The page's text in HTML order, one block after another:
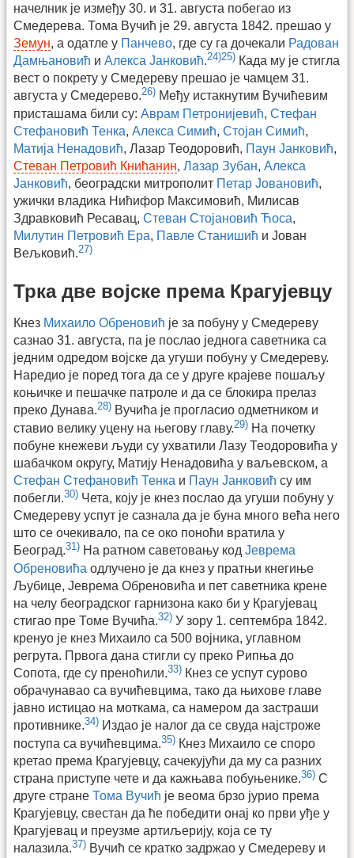
начелник је између 30. и 31. августа побегао из
Смедерева. Тома Вучић је 29. августа 1842. прешао у
Земун, а одатле у Панчево, где су га дочекали Радован
Дамњановић и Алекса Јанковић.24)25) Када му је стигла
вест о покрету у Смедереву прешао је чамцем 31.
августа у Смедерево.26) Међу истакнутим Вучићевим
присташама били су: Аврам Петронијевић, Стефан
Стефановић Тенка, Алекса Симић, Стојан Симић,
Матија Ненадовић, Лазар Теодоровић, Паун Јанковић,
Стеван Петровић Книћанин, Лазар Зубан, Алекса
Јанковић, београдски митрополит Петар Јовановић,
ужички владика Нићифор Максимовић, Милисав
Здравковић Ресавац, Стеван Стојановић Ћоса,
Милутин Петровић Ера, Павле Станишић и Јован
Вељковић.27)
Трка две војске према Крагујевцу
Кнез Михаило Обреновић је за побуну у Смедереву
сазнао 31. августа, па је послао једнога саветника са
једним одредом војске да угуши побуну у Смедереву.
Наредио је поред тога да се у друге крајеве пошаљу
коњичке и пешачке патроле и да се блокира прелаз
преко Дунава.28) Вучића је прогласио одметником и
ставио велику уцену на његову главу.29) На почетку
побуне кнежеви људи су ухватили Лазу Теодоровића у
шабачком округу, Матију Ненадовића у ваљевском, а
Стефан Стефановић Тенка и Паун Јанковић су им
побегли.30) Чета, коју је кнез послао да угуши побуну у
Смедереву успут је сазнала да је буна много већа него
што се очекивало, па се око поноћи вратила у
Београд.31) На ратном саветовању код Јеврема
Обреновића одлучено је да кнез у пратњи кнегиње
Љубице, Јеврема Обреновића и пет саветника крене
на челу београдског гарнизона како би у Крагујевац
стигао пре Томе Вучића.32) У зору 1. септембра 1842.
кренуо је кнез Михаило са 500 војника, углавном
регрута. Првога дана стигли су преко Рипња до
Сопота, где су преноћили.33) Кнез се успут сурово
обрачунавао са вучићевцима, тако да њихове главе
јавно истицао на моткама, са намером да застраши
противнике.34) Издао је налог да се свуда најстроже
поступа са вучићевцима.35) Кнез Михаило се споро
кретао према Крагујевцу, сачекујући да му са разних
страна приступе чете и да кажњава побуњенике.36) С
друге стране Тома Вучић је веома брзо јурио према
Крагујевцу, свестан да ће победити онај ко први уђе у
Крагујевац и преузме артиљерију, која се ту
налазила.37) Вучић се кратко задржао у Смедереву и